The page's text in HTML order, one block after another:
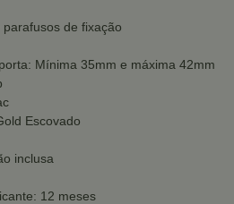
de fixação
Mínima 35mm e máxima 42mm
Escovado
inclusa
12 meses